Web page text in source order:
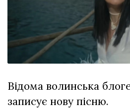
залишив у
Луцьку
три...
27 Липня 2026
756 переглядів
Всі розділи
Лайф
Афіша
Відома волинська
записує нову пісню.